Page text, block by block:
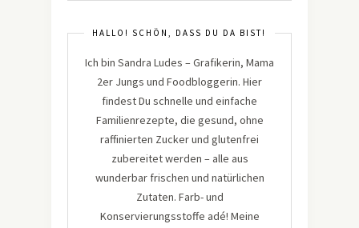
HALLO! SCHÖN, DASS DU DA BIST!
Ich bin Sandra Ludes – Grafikerin, Mama
2er Jungs und Foodbloggerin. Hier
findest Du schnelle und einfache
Familienrezepte, die gesund, ohne
raffinierten Zucker und glutenfrei
zubereitet werden – alle aus
wunderbar frischen und natürlichen
Zutaten. Farb- und
Konservierungsstoffe adé! Meine